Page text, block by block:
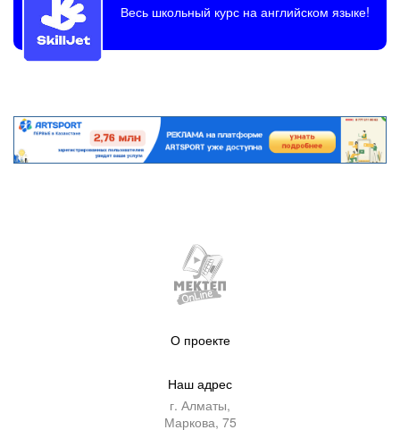
Весь школьный курс на английском языке!
О проекте
Наш адрес
г. Алматы,
Маркова, 75